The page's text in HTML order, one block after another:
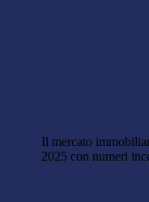
Il mercato
2025 con numeri